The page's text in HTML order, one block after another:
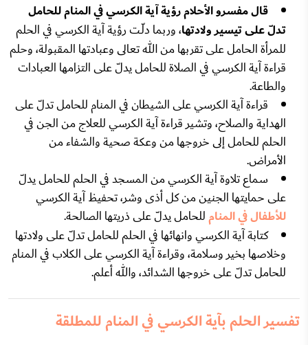
قال مفسرو الأحلام رؤية آية الكرسي في المنام للحامل
تدلّ على تيسير ولادتها، وربما دلّـت رؤية آية الكرسي في الحلم
للمرأة الحامل على تقربها من الله تعالى وعبادتها المقبولة، وحلم
قراءة آية الكرسي في الصلاة للحامل يدلّ على التزامها العبادات
والطاعة.
قراءة آية الكرسي على الشيطان في المنام للحامل تدلّ على
الهداية والصلاح، وتشير قراءة آية الكرسي للعلاج من الجن في
الحلم للحامل إلى خروجها من وعكة صحية والشفاء من
الأمراض.
سماع تلاوة آية الكرسي من المسجد في الحلم للحامل يدلّ
على حمايتها الجنين من كل أذى وشر، تحفيظ آية الكرسي
للأطفال في المنامللحامل يدلّ على ذريتها الصالحة.
كتابة آية الكرسي وانهائها في الحلم للحامل تدلّ على ولادتها
وخلاصها بخير وسلامة، وقراءة آية الكرسي على الكلاب في المنام
للحامل تدلّ على خروجها الشدائد، والله أعلم.
تفسير الحلم بآية الكرسي في المنام للمطلقة